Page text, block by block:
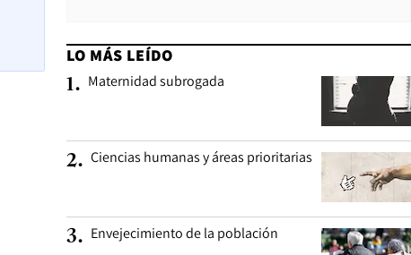
LO MÁS LEÍDO
1. Maternidad subrogada
2. Ciencias humanas y áreas prioritarias
3. Envejecimiento de la población